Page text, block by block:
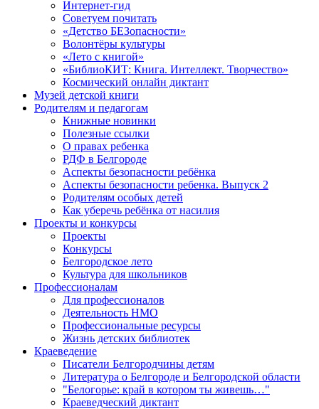
Интернет-гид
Советуем почитать
«Детство БЕЗопасности»
Волонтёры культуры
«Лето с книгой»
«БиблиоКИТ: Книга. Интеллект. Творчество»
Космический онлайн диктант
Музей детской книги
Родителям и педагогам
Книжные новинки
Полезные ссылки
О правах ребенка
РДФ в Белгороде
Аспекты безопасности ребёнка
Аспекты безопасности ребенка. Выпуск 2
Родителям особых детей
Как уберечь ребёнка от насилия
Проекты и конкурсы
Проекты
Конкурсы
Белгородское лето
Культура для школьников
Профессионалам
Для профессионалов
Деятельность НМО
Профессиональные ресурсы
Жизнь детских библиотек
Краеведение
Писатели Белгородчины детям
Литература о Белгороде и Белгородской области
"Белогорье: край в котором ты живешь…"
Краеведческий диктант